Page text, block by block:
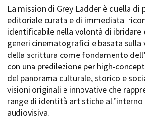
Servizi generali
Location scouting
Spazi nella sede FCTP
Sala Casting
Sala Paolo Tenna
FILM FUNDS
Piemonte Film Tv Fund
Piemonte Film Tv
Development Fund
Piemonte Doc Film Fund
Mostra
La mission di Grey Ladder è quella di
editoriale curata e di immediata
identificabile nella volontà di ibridare
generi cinematografici e basata sulla
della scrittura come fondamento
con una predilezione per high-
del panorama culturale, storico e
visioni originali e innovative che
range di identità artistiche all’interno
audiovisiva.